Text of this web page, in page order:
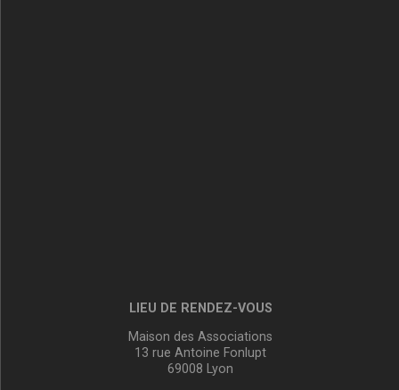
LIEU DE RENDEZ-VOUS
Maison des Associations
13 rue Antoine Fonlupt
69008 Lyon